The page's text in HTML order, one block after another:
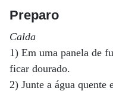
Preparo
Calda
1) Em uma panela de
ficar dourado.
2) Junte a água quente